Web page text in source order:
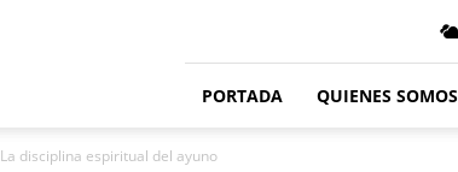
PORTADA QUIENES SOMOS
La disciplina espiritual del ayuno